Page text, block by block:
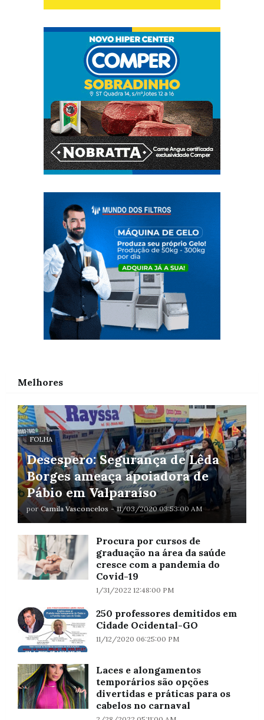
Melhores
FOLHA
Desespero: Segurança de Lêda
Borges ameaça apoiadora de
Pábio em Valparaíso
por Camila Vasconcelos - 11/03/2020 03:53:00 AM
Procura por cursos de
graduação na área da saúde
cresce com a pandemia do
Covid-19
1/31/2022 12:48:00 PM
250 professores demitidos em
Cidade Ocidental-GO
11/12/2020 06:25:00 PM
Laces e alongamentos
temporários são opções
divertidas e práticas para os
cabelos no carnaval